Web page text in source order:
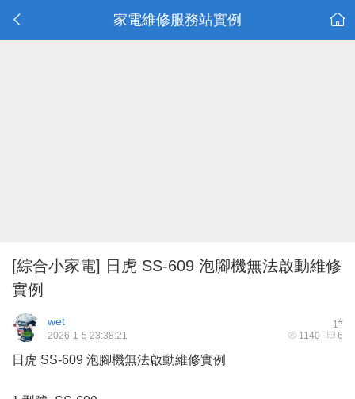
家電維修服務站實例
[綜合小家電] 日虎 SS-609 泡腳機無法啟動維修
實例
1#
wet
1140 6
2026-1-5 23:38:21
日虎 SS-609 泡腳機無法啟動維修實例